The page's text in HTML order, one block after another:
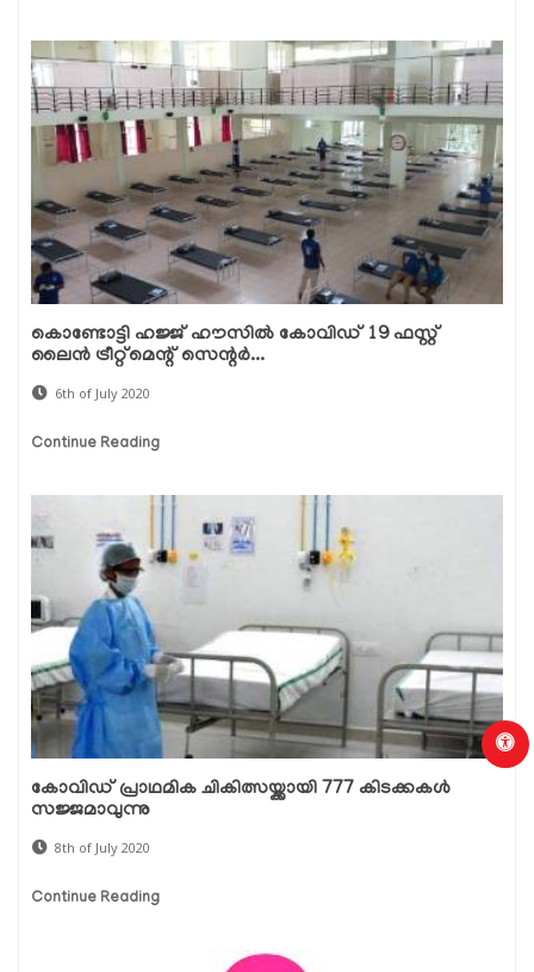
കൊണ്ടോട്ടി ഹജ്ജ് ഹൗസില്‍ കോവിഡ് 19 ഫസ്റ്റ്
ലൈന്‍ ട്രീറ്റ്മെന്റ് സെന്റര്‍...
6th of July 2020
Continue Reading
കോവിഡ് പ്രാഥമിക ചികിത്സയ്ക്കായി 777 കിടക്കകള്‍
സജ്ജമാവുന്നു
8th of July 2020
Continue Reading